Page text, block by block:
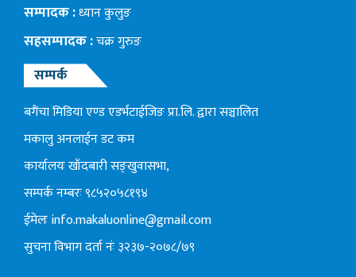
सम्पादक :ध्यान कुलुङ
सहसम्पादक :चक्र गुरुङ
सम्पर्क
बगैंचा मिडिया एण्ड एडर्भटाईजिङ प्रा.लि. द्वारा सञ्चालित
मकालु अनलाईन डट कम
कार्यालयः खाँदबारी सङ्खुवासभा,
सम्पर्क नम्बरः ९८५२०५८१९४
ईमेलःinfo.makaluonline@gmail.com
सुचना विभाग दर्ता नंः ३२३७-२०७८/७९